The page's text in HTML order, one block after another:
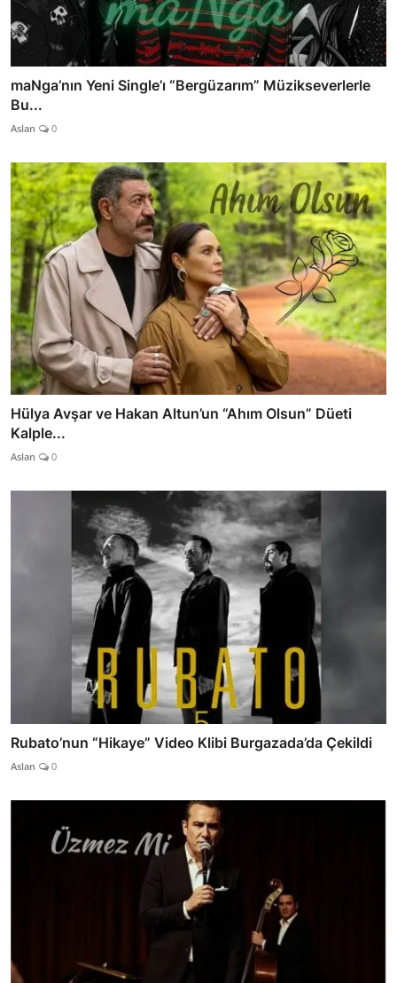
maNga’nın Yeni Single’ı “Bergüzarım” Müzikseverlerle
Bu...
Aslan 0
Hülya Avşar ve Hakan Altun’un “Ahım Olsun” Düeti
Kalple...
Aslan 0
Rubato’nun “Hikaye” Video Klibi Burgazada’da Çekildi
Aslan 0